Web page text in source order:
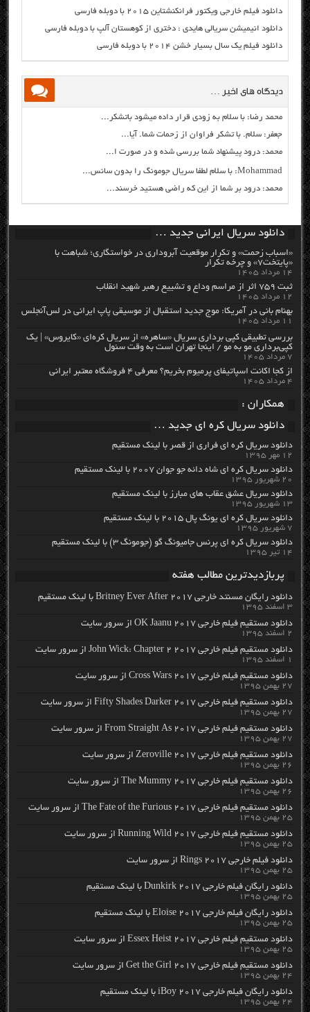
دانلود فیلم خارجی ویکتور فرانکنشتاین ۲۰۱۵ با دوبله فارسی
دانلود انیمیشن سریالی هایدی : دختری از کوهستان آلپ با دوبله فارسی
دانلود فیلم یک سال بسیار خشن ۲۰۱۴ با دوبله فارسی
دیدگاه های اخیر …
محمد رضا: با سلام به زودی قرار داده میشود باتشکر...
جعفر: سلام. با تشکر فراوان از زحمات شما. آیا...
محمد: درود پیشنهاد شما بررسی شده و در صورت ا...
Mohammad: با سلام لطفا سریال جومونگ را بدون سانس...
محمد: درود بر شما از این که راضی هستید خرسند...
دانلود سریال ایرانی جدید …
«اسباب زحمت» و تکرار موقعیت آبروداری در خواستگاری؛ شباهت با
«پایتخت۷» و چرخه تکرار
۱۴ مرداد ۱۴۰۵
ثبت ۷۵۹ اثر از مراسم وداع و تشییع رهبر شهید انقلاب
۱۲ مرداد ۱۴۰۵
بهنام بانی در آمریکا: موج جدید استقبال از موسیقی پاپ ایرانی در لس‌آنجلس
۱۱ مرداد ۱۴۰۵
بررسی تطبیقی کپی برداری سریال «ساهره» از سریال کره‌ای «کایروس» | یک
کپی‌برداری مو به مو / اینجا تهران است به وقت سئول
۷ مرداد ۱۴۰۵
از کجا اکانت اسپاتیفای پرمیوم بخریم؟ معرفی ۴ فروشگاه معتبر ایرانی
۴ مرداد ۱۴۰۵
همکاران :
دانلود سریال کره ای جدید …
دانلود سریال کره ای فراری از قصر با لینک مستقیم
۱۲ مهر ۱۳۹۵
دانلود سریال کره ای شاه دائه جو جوان ۲۰۰۷ با لینک مستقیم
۲۰ شهریور ۱۳۹۵
دانلود سریال عشق عقاب های مبارز با لینک مستقیم
۱۳ شهریور ۱۳۹۵
دانلود سریال کره ای یونگ پال ۲۰۱۵ با لینک مستقیم
۷ شهریور ۱۳۹۵
دانلود سریال کره ای پرنس جامیونگ گو (جومونگ ۳) با لینک مستقیم
۱۴ تیر ۱۳۹۵
پربازدیدترین مطالب هفته
دانلود رایگان مسنتد خارجی Britney Ever After 2017 با لینک مستقیم
۳ اسفند ۱۳۹۵
دانلود مستقیم فیلم خارجی OK Jaanu 2017 از سرور سایت
۲ اسفند ۱۳۹۵
دانلود مستقیم فیلم خارجی John Wick: Chapter 2 2017 از سرور سایت
۱ اسفند ۱۳۹۵
دانلود مستقیم فیلم خارجی Cross Wars 2017 از سرور سایت
۲۷ بهمن ۱۳۹۵
دانلود مستقیم فیلم خارجی Fifty Shades Darker 2017 از سرور سایت
۲۷ بهمن ۱۳۹۵
دانلود مستقیم فیلم خارجی From Straight As 2017 از سرور سایت
۲۷ بهمن ۱۳۹۵
دانلود مستقیم فیلم خارجی Zeroville 2017 از سرور سایت
۲۶ بهمن ۱۳۹۵
دانلود مستقیم فیلم خارجی The Mummy 2017 از سرور سایت
۲۶ بهمن ۱۳۹۵
دانلود مستقیم فیلم خارجی The Fate of the Furious 2017 از سرور سایت
۲۵ بهمن ۱۳۹۵
دانلود مستقیم فیلم خارجی Running Wild 2017 از سرور سایت
۲۵ بهمن ۱۳۹۵
دانلود فیلم خارجی Rings 2017 از سرور سایت
۲۵ بهمن ۱۳۹۵
دانلود رایگان فیلم خارجی Dunkirk 2017 با لینک مستقیم
۲۵ بهمن ۱۳۹۵
دانلود رایگان فیلم خارجی Eloise 2017 با لینک مستقیم
۲۵ بهمن ۱۳۹۵
دانلود مستقیم فیلم خارجی Essex Heist 2017 از سرور سایت
۲۵ بهمن ۱۳۹۵
دانلود مستقیم فیلم خارجی Get the Girl 2017 از سرور سایت
۲۴ بهمن ۱۳۹۵
دانلود رایگان فیلم خارجی iBoy 2017 با لینک مستقیم
۲۴ بهمن ۱۳۹۵